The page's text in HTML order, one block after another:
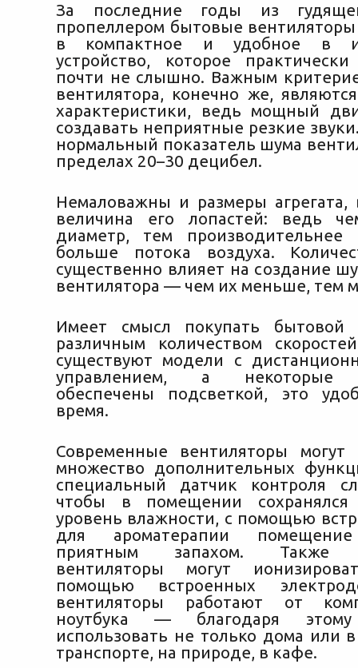
За последние годы из
пропеллером бытовые
в компактное и удобное в
устройство, которое
почти не слышно. Важным
вентилятора, конечно же,
характеристики, ведь мощный
создавать неприятные резкие
нормальный показатель шума
пределах 20–30 децибел.
Немаловажны и размеры
величина его лопастей: ведь
диаметр, тем производительнее
больше потока воздуха.
существенно влияет на создание
вентилятора — чем их меньше, тем
Имеет смысл покупать бытовой
различным количеством
существуют модели с
управлением, а некоторые
обеспечены подсветкой, это
время.
Современные вентиляторы
множество дополнительных
специальный датчик контроля
чтобы в помещении сохранялся
уровень влажности, с помощью
для ароматерапии помещение
приятным запахом. Также
вентиляторы могут
помощью встроенных
вентиляторы работают от
ноутбука — благодаря
использовать не только дома или
транспорте, на природе, в кафе.